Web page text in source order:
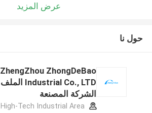
عرض المزيد
حول نا
ZhengZhou ZhongDeBao
Industrial Co., LTD الملف
الشركة المصنعة
High-Tech Industrial Area